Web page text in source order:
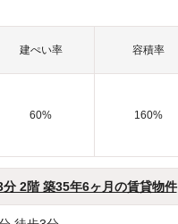
建ぺい率 容積率
60%
160%
分 2階 築35年6ヶ月の賃貸物件